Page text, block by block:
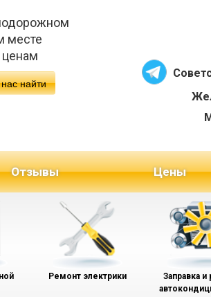
месте
найти
Отзывы Цены
Ремонт электрики
Заправка